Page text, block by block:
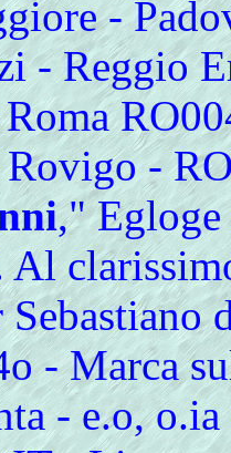
-
- Reggio
-
," Egloge
- Marca
- e.o,